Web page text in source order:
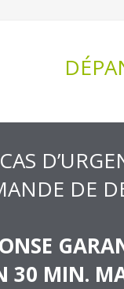
DE
30 MIN.